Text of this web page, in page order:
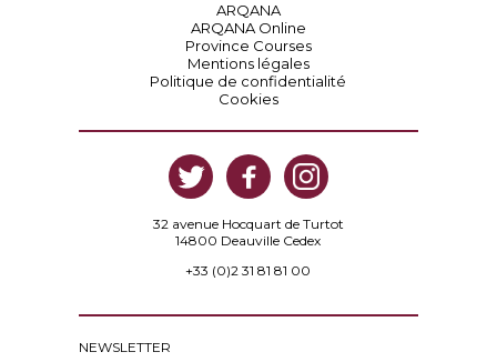
ARQANA
ARQANA Online
Province Courses
Mentions légales
Politique de confidentialité
Cookies
32 avenue Hocquart de Turtot
14800 Deauville Cedex
+33 (0)2 31 81 81 00
NEWSLETTER